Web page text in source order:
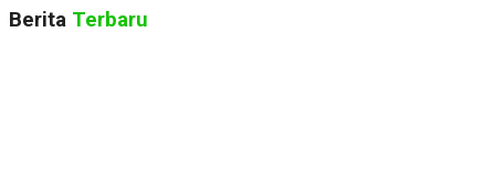
Berita Terbaru